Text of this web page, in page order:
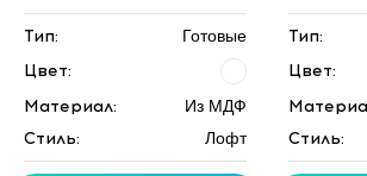
Тип: Готовые
Цвет:
Материал:
Из МДФ
Стиль: Лофт
Тип:
Цвет:
Стиль: